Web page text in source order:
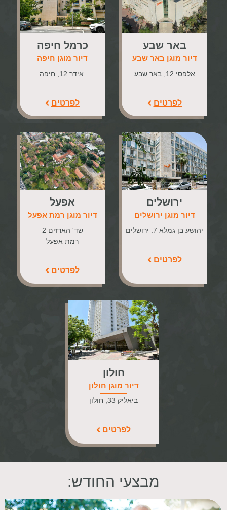
באר שבע
דיור מוגן באר שבע
אלפסי 12, באר שבע
לפרטים
כרמל חיפה
דיור מוגן חיפה
אידר 12, חיפה
לפרטים
ירושלים
דיור מוגן ירושלים
יהושע בן גמלא 7. ירושלים
לפרטים
אפעל
דיור מוגן רמת אפעל
שד' הארזים 2
רמת אפעל
לפרטים
חולון
דיור מוגן חולון
ביאליק 33, חולון
לפרטים
מבצעי החודש: